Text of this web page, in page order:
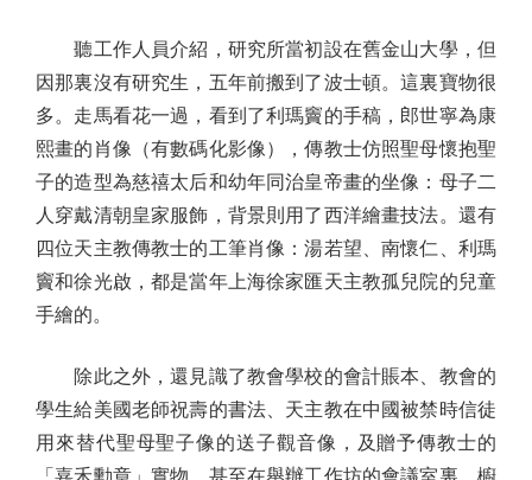
聽工作人員介紹，研究所當初設在舊金山大學，但
因那裏沒有研究生，五年前搬到了波士頓。這裏寶物很
多。走馬看花一過，看到了利瑪竇的手稿，郎世寧為康
熙畫的肖像（有數碼化影像），傳教士仿照聖母懷抱聖
子的造型為慈禧太后和幼年同治皇帝畫的坐像：母子二
人穿戴清朝皇家服飾，背景則用了西洋繪畫技法。還有
四位天主教傳教士的工筆肖像：湯若望、南懷仁、利瑪
竇和徐光啟，都是當年上海徐家匯天主教孤兒院的兒童
手繪的。
除此之外，還見識了教會學校的會計賬本、教會的
學生給美國老師祝壽的書法、天主教在中國被禁時信徒
用來替代聖母聖子像的送子觀音像，及贈予傳教士的